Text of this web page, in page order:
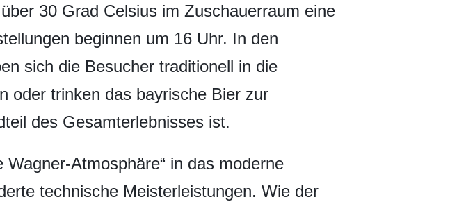
30 Grad Celsius im Zuschauerraum eine
beginnen um 16 Uhr. In den
sich die Besucher traditionell in die
oder trinken das bayrische Bier zur
des Gesamterlebnisses ist.
Atmosphäre“ in das moderne
technische Meisterleistungen. Wie der